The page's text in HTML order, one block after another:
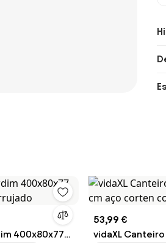
400x80x77
53,99 €
vidaXL